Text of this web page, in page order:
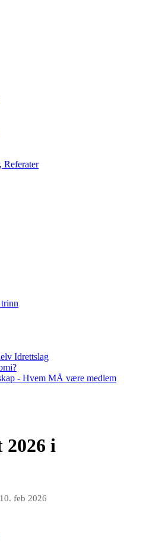
Referater
Idrettslag
- Hvem MÅ være medlem
i
10. feb 2026